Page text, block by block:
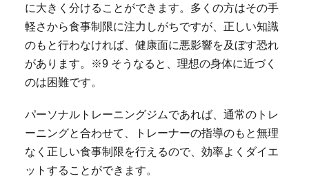
に大きく分けることができます。多くの方はその手
軽さから食事制限に注力しがちですが、正しい知識
のもと行わなければ、健康面に悪影響を及ぼす恐れ
があります。※9 そうなると、理想の身体に近づく
のは困難です。
パーソナルトレーニングジムであれば、通常のトレ
ーニングと合わせて、トレーナーの指導のもと無理
なく正しい食事制限を行えるので、効率よくダイエ
ットすることができます。